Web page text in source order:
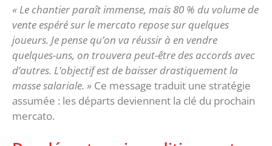
« Le chantier paraît immense, mais 80 % du volume de
vente espéré sur le mercato repose sur quelques
joueurs. Je pense qu’on va réussir à en vendre
quelques-uns, on trouvera peut-être des accords avec
d’autres. L’objectif est de baisser drastiquement la
masse salariale. » Ce message traduit une stratégie
assumée : les départs deviennent la clé du prochain
mercato.